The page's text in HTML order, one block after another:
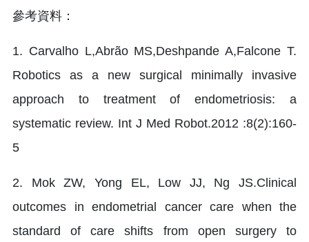
參考資料：
1. Carvalho L,Abrão MS,Deshpande A,Falcone T.
Robotics as a new surgical minimally invasive
approach to treatment of endometriosis: a
systematic review. Int J Med Robot.2012 :8(2):160-
5
2. Mok ZW, Yong EL, Low JJ, Ng JS.Clinical
outcomes in endometrial cancer care when the
standard of care shifts from open surgery to